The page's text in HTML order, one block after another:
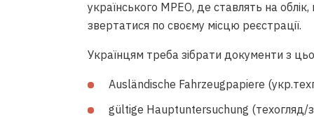
українського МРЕО, де ставлять на
звертатися по своєму місцю реєстрації.
Українцям треба зібрати документи з
Ausländische Fahrzeugpapiere
gültige Hauptuntersuchung (техогляд/